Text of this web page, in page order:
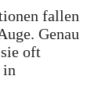
fallen
Genau
oft
in